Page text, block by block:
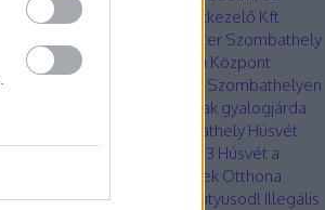
Horváth & Horváth Társasházkezelő Kft
Horváth Soma Alpolgármester Szombathely
Horvát Nemzetiségi Oktatási Központ
Szombathely
Hőségriasztás Szombathelyen
Hunyadi utcai Gyöngyös-patak gyalogjárda
Hunyadú út Szombathely Húsvét
2017Húsvét 2019 Húsvét 2023 Húsvét a
Idősek Otthona
Barátság utcaÍgy neveld a kutyusod! Illegális